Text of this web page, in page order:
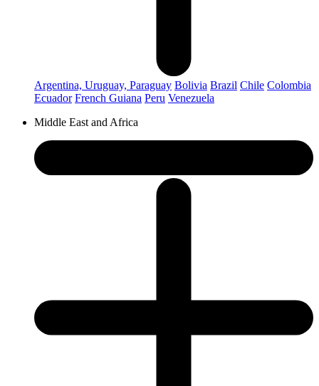
Argentina, Uruguay, Paraguay Bolivia Brazil Chile Colombia
Ecuador French Guiana Peru Venezuela
Middle East and Africa